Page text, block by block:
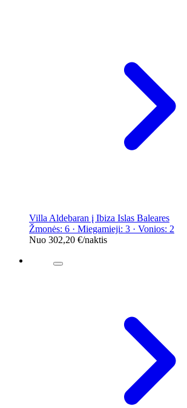
Villa Aldebaran į Ibiza Islas Baleares
Žmonės: 6 · Miegamieji: 3 · Vonios: 2
Nuo 302,20 €/naktis